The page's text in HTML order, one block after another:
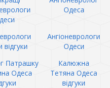
Одеса
Ангіоневрологи
Одеси
Патрашку
Одеса
Калюжна
Тетяна Одеса
відгуки